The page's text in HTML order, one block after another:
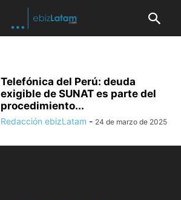
Telefónica del Perú: deuda
exigible de SUNAT es parte del
procedimiento...
Redacción ebizLatam - 24 de marzo de 2025